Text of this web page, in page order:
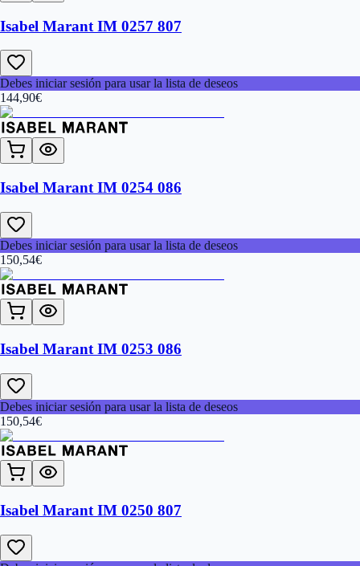
Isabel Marant IM 0257 807
Debes iniciar sesión para usar la lista de deseos
144,90€
Isabel Marant IM 0254 086
Debes iniciar sesión para usar la lista de deseos
150,54€
Isabel Marant IM 0253 086
Debes iniciar sesión para usar la lista de deseos
150,54€
Isabel Marant IM 0250 807